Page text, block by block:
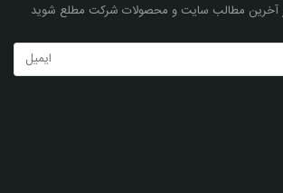
لانسوپرازول - ناژو 30
آخرین مطالب سایت و محصولات شرکت مطلع شوید